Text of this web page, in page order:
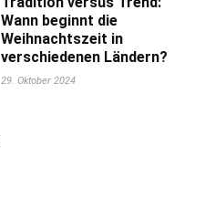
Wann beginnt die
Weihnachtszeit in
verschiedenen Ländern?
29. Oktober 2024